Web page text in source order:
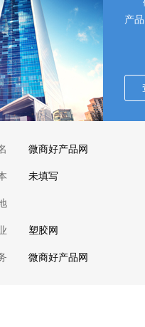
产
微商好产品网
未填写
塑胶网
微商好产品网